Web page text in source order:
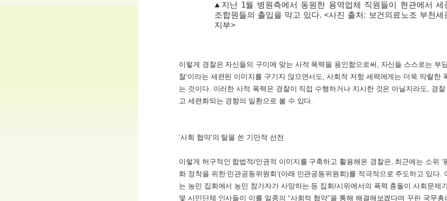
지난 1월 병원측에서 동원한 용역업체 직원들이 현관에서 세
조합원들의 출입을 막고 있다. <사진 출처: 보건의료노조 부천세
지부>
이렇게 경찰은 자신들의 구미에 맞는 사적 폭력을 용인함으로써, 자신들 스스로는 부
찰’이라는 세련된 이미지를 구기지 않으면서도, 사회적 저항 세력에게는 더욱 악랄한
는 것이다. 이러한 사적 폭력은 경찰이 직접 수행하거나 지시한 것은 아닐지라도, 경찰
고 세련화되는 경향의 일환으로 볼 수 있다.
‘사회 협약’의 탈을 쓴 기만적 선전
이렇게 허구적인 합법적/인권적 이미지를 구축하고 활용해온 경찰은, 최근에는 소위 ‘
화 정착을 위한 민관공동위원회’(아래 민관공동위원회)를 적극적으로 주도하고 있다.
는 농민 집회에서 농민 참가자가 사망하는 등 집회/시위에서의 폭력 충돌이 사회문제
몇 시민단체 인사들이 이를 일종의 “사회적 협약”을 통해 해결해보겠다며 꾸린 국무총